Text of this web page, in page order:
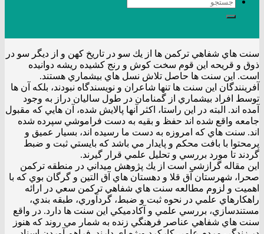
سنت هاي شفاهي تركمن ها از يك سو در تاريخ كهن و از ديگر سو در
ذوق و قريحه اين قوم سخت كوش و رنج كشيده ريشه دوانيده
است. اين سنت ها حاصل تلاش نسل هاي بيشماري هستند.
آفرينندگان اين سنت ها تنها شاعران و نويسندگاه نبودند، بلكه آن ها
توسط افراد بيشماري از گمنامان در طول ساليان دراز به وجود
آمده اند. البته در اين راستا، اكثر آنها پالايش شده، آن هايي كه مقبول
جامعه واقع شده اند حفظ و بقيه به دست فراموشي سپرده شده
اند. سنت هاي كه امروزه به دست ما رسيده اند، بسيار عميق و
پرمحتوا با بافت محكم و پايدار مي باشد كه بايستي ثبت و ضبط
گردند تا مورد بررسي و تحليل علمي قرار گيرند.
اين مقاله گرازشي است از يك پژوهش ميداني در منطقه تركمن
صحرا، شهرستان آق قلا و دهستان هاي آق التين و گرگان بوي كه با
اهميت و لزوم مطالعه سنت هاي شفاهي تركمن سعي در ارائه
راهكارهاي علمي در نحوه ثبت و ضبط، گردآوري، طبقه بندي،
مستندسازي، بررسي علمي و آكادميكي اين سنت ها دارد. در واقع
سنت هاي شفاهي عناصر فرهنگي زنده به شمار مي روند كه هنوز